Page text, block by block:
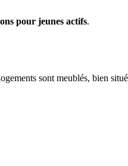
pour jeunes actifs.
sont meublés, bien